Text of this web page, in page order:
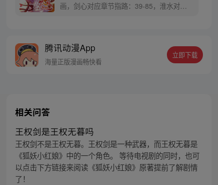
画，剑心对应章节指路：39-85，淮水对应
腾讯动漫App
海量正版漫画畅快看
立即下载
相关问答
王权剑是王权无暮吗
王权剑不是王权无暮。王权剑是一种武器，而王权无暮是
《狐妖小红娘》中的一个角色。 等待电视剧的同时，也可
以点击下方链接来阅读《狐妖小红娘》原著提前了解剧情
了！